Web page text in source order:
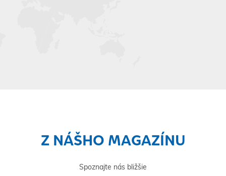
Z NÁŠHO MAGAZÍNU
Spoznajte nás bližšie